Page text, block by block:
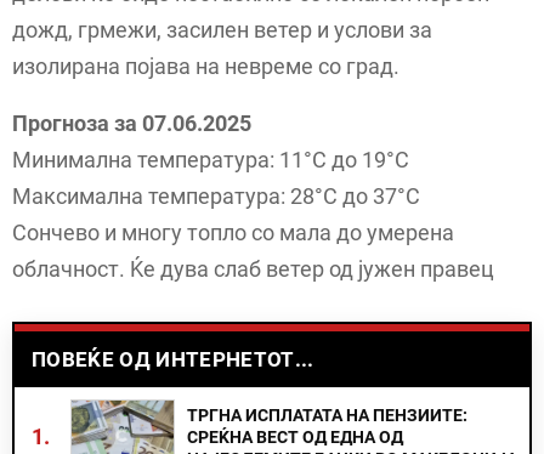
дожд, грмежи, засилен ветер и услови за
изолирана појава на невреме со град.
Прогноза за 07.06.2025
Минимална температура: 11°C до 19°C
Максимална температура: 28°C до 37°C
Сончево и многу топло со мала до умерена
облачност. Ќе дува слаб ветер од јужен правец
ПОВЕЌЕ ОД ИНТЕРНЕТОТ...
1.
ТРГНА ИСПЛАТАТА НА ПЕНЗИИТЕ:
СРЕЌНА ВЕСТ ОД ЕДНА ОД